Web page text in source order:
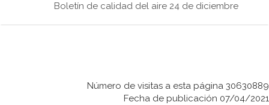
Boletín de calidad del aire 24 de diciembre
Número de visitas a esta página 30630889
Fecha de publicación 07/04/2021